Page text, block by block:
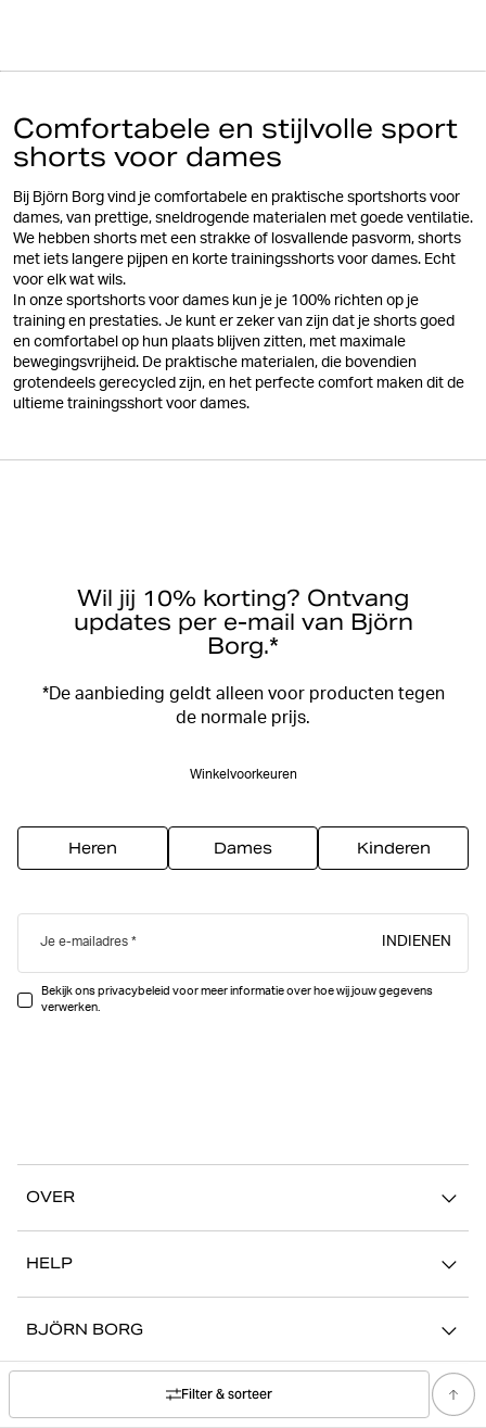
Filter & sorteer
Comfortabele en stijlvolle sport
shorts voor dames
Bij Björn Borg vind je comfortabele en praktische sportshorts voor
dames, van prettige, sneldrogende materialen met goede ventilatie.
We hebben shorts met een strakke of losvallende pasvorm, shorts
met iets langere pijpen en korte trainingsshorts voor dames. Echt
voor elk wat wils.
In onze sportshorts voor dames kun je je 100% richten op je
training en prestaties. Je kunt er zeker van zijn dat je shorts goed
en comfortabel op hun plaats blijven zitten, met maximale
bewegingsvrijheid. De praktische materialen, die bovendien
grotendeels gerecycled zijn, en het perfecte comfort maken dit de
ultieme trainingsshort voor dames.
Wil jij 10% korting? Ontvang
updates per e-mail van Björn
Borg.*
*De aanbieding geldt alleen voor producten tegen
de normale prijs.
Winkelvoorkeuren
Heren Dames Kinderen
Je e-mailadres INDIENEN
Bekijk ons privacybeleid voor meer informatie over hoe wij jouw gegevens
verwerken.
OVER
Stories
Onze winkels
HELP
BJÖRN BORG
Carrière
Pers